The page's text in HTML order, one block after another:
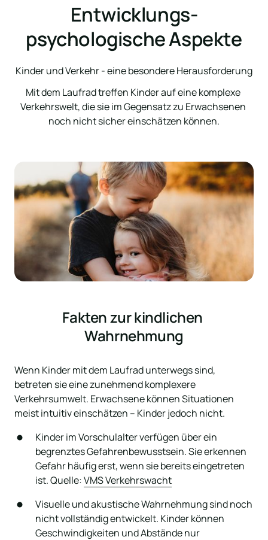
Entwicklungs-
psychologische Aspekte
Kinder und Verkehr - eine besondere Herausforderung
Mit dem Laufrad treffen Kinder auf eine komplexe
Verkehrswelt, die sie im Gegensatz zu Erwachsenen
noch nicht sicher einschätzen können.
Fakten zur kindlichen
Wahrnehmung
Wenn Kinder mit dem Laufrad unterwegs sind,
betreten sie eine zunehmend komplexere
Verkehrsumwelt. Erwachsene können Situationen
meist intuitiv einschätzen – Kinder jedoch nicht.
Kinder im Vorschulalter verfügen über ein
begrenztes Gefahrenbewusstsein. Sie erkennen
Gefahr häufig erst, wenn sie bereits eingetreten
ist. Quelle: VMS Verkehrswacht
Visuelle und akustische Wahrnehmung sind noch
nicht vollständig entwickelt. Kinder können
Geschwindigkeiten und Abstände nur